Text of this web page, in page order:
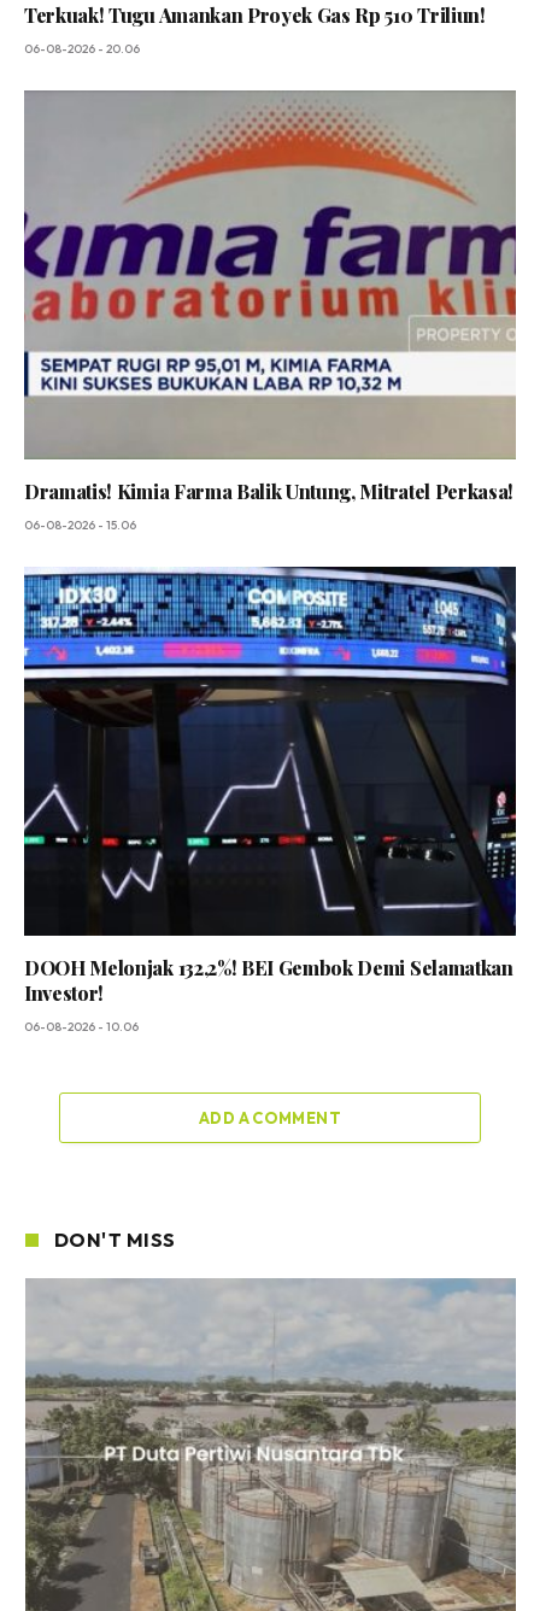
Terkuak! Tugu Amankan Proyek Gas Rp 510 Triliun!
06-08-2026 - 20.06
Dramatis! Kimia Farma Balik Untung, Mitratel Perkasa!
06-08-2026 - 15.06
DOOH Melonjak 132,2%! BEI Gembok Demi Selamatkan
Investor!
06-08-2026 - 10.06
ADD A COMMENT
DON'T MISS